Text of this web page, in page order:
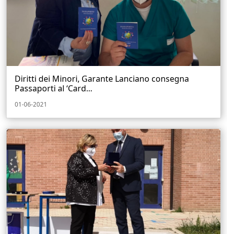
Diritti dei Minori, Garante Lanciano consegna
Passaporti al ‘Card...
01-06-2021